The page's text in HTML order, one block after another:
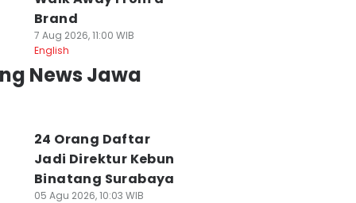
Brand
7 Aug 2026, 11:00 WIB
English
News Jawa
24 Orang Daftar
Jadi Direktur Kebun
Binatang Surabaya
05 Agu 2026, 10:03 WIB